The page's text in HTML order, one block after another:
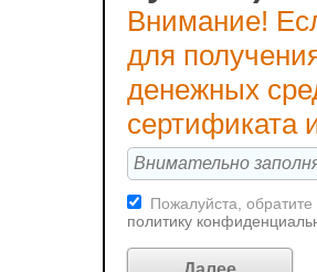
Внимание!
для
денежных
сертификата
Пожалуйста,
политику